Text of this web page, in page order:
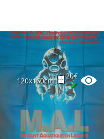
120x160cm
20€
✔